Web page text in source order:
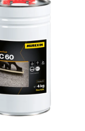
vysoce chemicky
velké plochy